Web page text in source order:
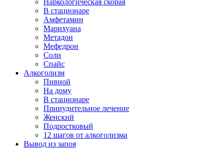
Наркологическая скорая
В стационаре
Амфетамин
Марихуана
Метадон
Мефедрон
Соли
Спайс
Алкоголизм
Пивной
На дому
В стационаре
Принудительное лечение
Женский
Подростковый
12 шагов от алкоголизма
Вывод из запоя